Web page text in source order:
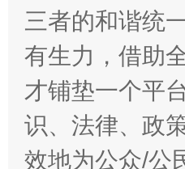
三者的和谐统
有生力，借助
才铺垫一个平
识、法律、政
效地为公众/公